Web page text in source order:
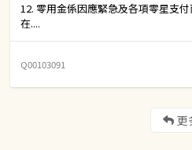
12. 零用金係因應緊急及各項零星支
在....
Q00103091
更